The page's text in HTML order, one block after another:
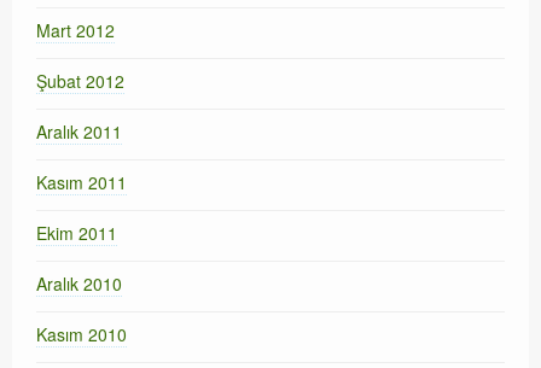
Mart 2012
Şubat 2012
Aralık 2011
Kasım 2011
Ekim 2011
Aralık 2010
Kasım 2010